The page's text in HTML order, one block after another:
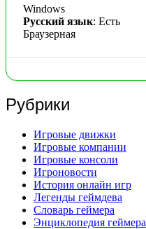
Windows
Русский язык: Есть
Браузерная
Рубрики
Игровые движки
Игровые компании
Игровые консоли
Игроновости
История онлайн игр
Легенды геймдева
Словарь геймера
Энциклопедия геймера